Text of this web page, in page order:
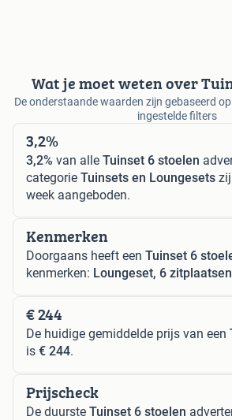
Wat je moet weten over
De onderstaande waarden zijn gebaseerd
ingestelde filters
3,2%
3,2% van alle Tuinset 6 stoelen
categorie Tuinsets en Loungesets
week aangeboden.
Kenmerken
Doorgaans heeft een Tuinset 6
kenmerken: Loungeset, 6
€ 244
De huidige gemiddelde prijs van een
is € 244.
Prijscheck
De duurste Tuinset 6 stoelen